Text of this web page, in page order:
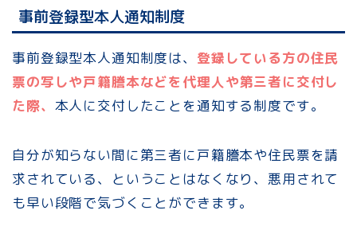
事前登録型本人通知制度
事前登録型本人通知制度は、 登録している方の住民
票の写しや戸籍謄本などを代理人や第三者に交付し
た際、 本人に交付したことを通知する制度です。
自分が知らない間に第三者に戸籍謄本や住民票を請
求されている、ということはなくなり、悪用されて
も早い段階で気づくことができます。